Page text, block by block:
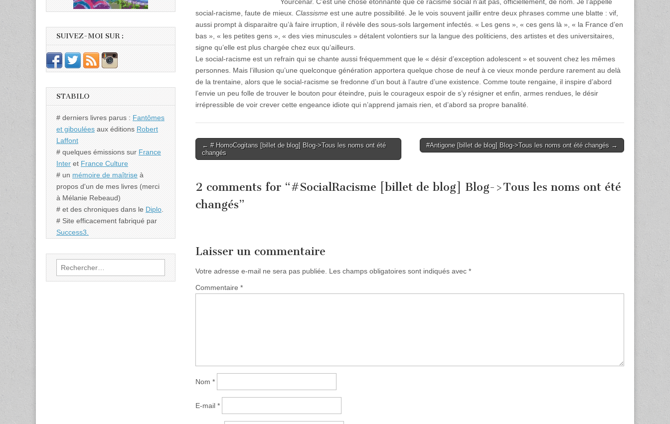
social-racisme, faute de mieux. Classisme est une autre possibilité. Je le vois souvent jaillir entre deux phrases comme une blatte : vif,
aussi prompt à disparaitre qu’à faire irruption, il révèle des sous-sols largement infectés. « Les gens », « ces gens là », « la France d’en
bas », « les petites gens », « des vies minuscules » détalent volontiers sur la langue des politiciens, des artistes et des universitaires,
signe qu’elle est plus chargée chez eux qu’ailleurs.
Le social-racisme est un refrain qui se chante aussi fréquemment que le « désir d’exception adolescent » et souvent chez les mêmes
personnes. Mais l’illusion qu’une quelconque génération apportera quelque chose de neuf à ce vieux monde perdure rarement au delà
de la trentaine, alors que le social-racisme se fredonne d’un bout à l’autre d’une existence. Comme toute rengaine, il inspire d’abord
l’envie un peu folle de trouver le bouton pour éteindre, puis le courageux espoir de s’y résigner et enfin, armes rendues, le désir
irrépressible de voir crever cette engeance idiote qui n’apprend jamais rien, et d’abord sa propre banalité.
Post
navigation
← # HomoCogitans [billet de blog] Blog->Tous les noms ont été
changés
#Antigone [billet de blog] Blog->Tous les noms ont été changés →
2 comments for “#SocialRacisme [billet de blog] Blog->Tous les noms ont été
changés”
Laisser un commentaire
Votre adresse e-mail ne sera pas publiée. Les champs obligatoires sont indiqués avec *
Commentaire *
Nom *
E-mail *
SUIVEZ-MOI SUR :
STABILO
# derniers livres parus : Fantômes
et giboulées aux éditions Robert
Laffont
# quelques émissions sur France
Inter et France Culture
# un mémoire de maîtrise à
propos d'un de mes livres (merci
à Mélanie Rebeaud)
# et des chroniques dans le Diplo
# Site efficacement fabriqué par
Success3.
Rechercher :